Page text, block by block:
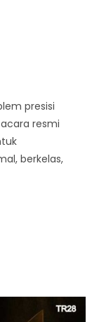
presisi
resmi
berkelas,